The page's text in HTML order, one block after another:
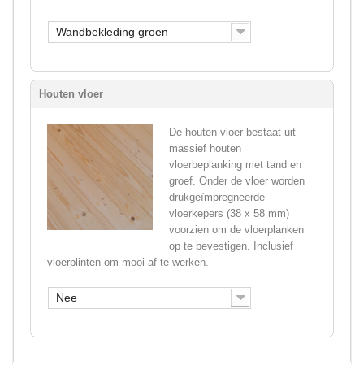
Wandbekleding groen
Houten vloer
De houten vloer bestaat uit
massief houten
vloerbeplanking met tand en
groef. Onder de vloer worden
drukgeïmpregneerde
vloerkepers (38 x 58 mm)
voorzien om de vloerplanken
op te bevestigen. Inclusief
vloerplinten om mooi af te werken.
Nee